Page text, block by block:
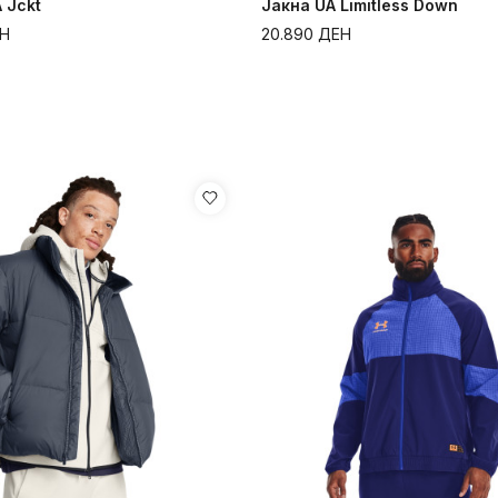
Jckt
Јакна UA Limitless Down
20.890 ДЕН